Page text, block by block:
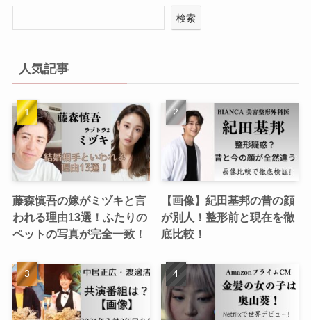
検索
人気記事
藤森慎吾の嫁がミヅキと言
われる理由13選！ふたりの
ペットの写真が完全一致！
【画像】紀田基邦の昔の顔
が別人！整形前と現在を徹
底比較！